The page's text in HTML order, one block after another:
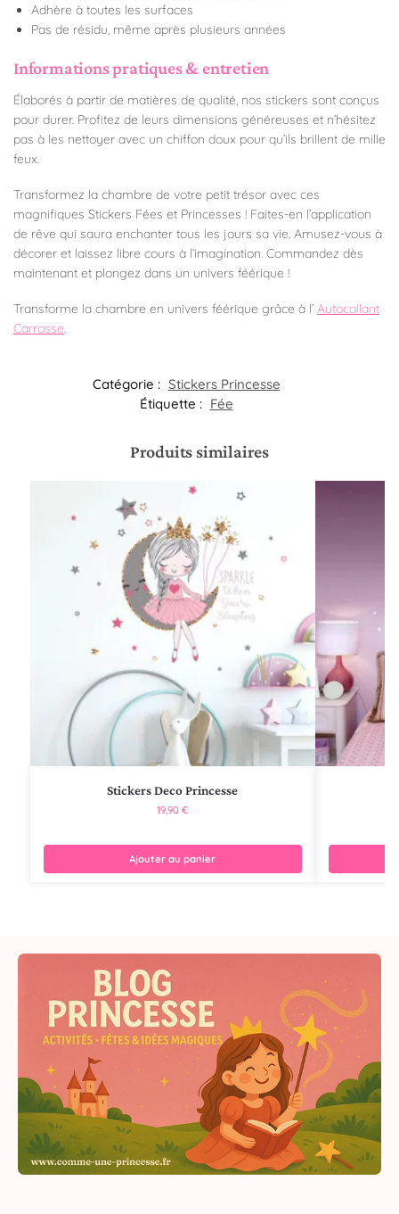
Adhère à toutes les surfaces
Pas de résidu, même après plusieurs années
Informations pratiques & entretien
Élaborés à partir de matières de qualité, nos stickers sont conçus
pour durer. Profitez de leurs dimensions généreuses et n’hésitez
pas à les nettoyer avec un chiffon doux pour qu’ils brillent de mille
feux.
Transformez la chambre de votre petit trésor avec ces
magnifiques Stickers Fées et Princesses ! Faites-en l’application
de rêve qui saura enchanter tous les jours sa vie. Amusez-vous à
décorer et laissez libre cours à l’imagination. Commandez dès
maintenant et plongez dans un univers féérique !
Transforme la chambre en univers féérique grâce à l’ Autocollant
Carrosse.
Catégorie : Stickers Princesse
Étiquette : Fée
Produits similaires
Stickers Deco Princesse
19,90€
Ajouter au panier